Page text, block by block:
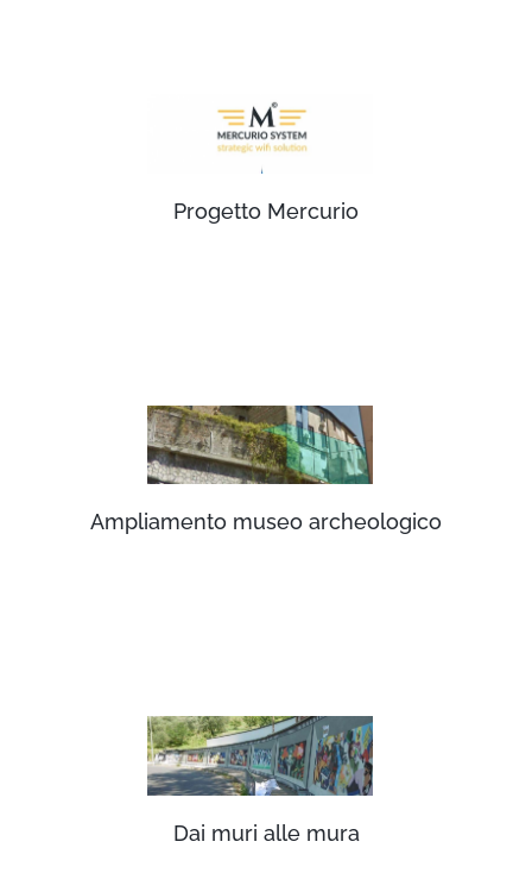
Progetto Mercurio
Ampliamento museo archeologico
Dai muri alle mura